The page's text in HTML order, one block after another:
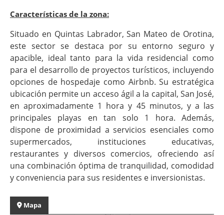
Características de la zona:
Situado en Quintas Labrador, San Mateo de Orotina,
este sector se destaca por su entorno seguro y
apacible, ideal tanto para la vida residencial como
para el desarrollo de proyectos turísticos, incluyendo
opciones de hospedaje como Airbnb. Su estratégica
ubicación permite un acceso ágil a la capital, San José,
en aproximadamente 1 hora y 45 minutos, y a las
principales playas en tan solo 1 hora. Además,
dispone de proximidad a servicios esenciales como
supermercados, instituciones educativas,
restaurantes y diversos comercios, ofreciendo así
una combinación óptima de tranquilidad, comodidad
y conveniencia para sus residentes e inversionistas.
Mapa